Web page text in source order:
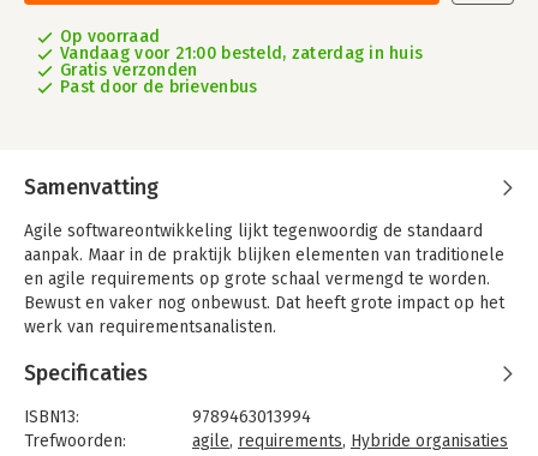
Op voorraad
Vandaag voor 21:00 besteld, zaterdag in huis
Gratis verzonden
Past door de brievenbus
Samenvatting
Agile softwareontwikkeling lijkt tegenwoordig de standaard
aanpak. Maar in de praktijk blijken elementen van traditionele
en agile requirements op grote schaal vermengd te worden.
Bewust en vaker nog onbewust. Dat heeft grote impact op het
werk van requirementsanalisten.
Business en IT bij elkaar brengen deden we altijd al. Laveren
tussen de vaak botsende zienswijzen van traditionele en agile
requirements is daar nu bijgekomen.
Specificaties
ISBN13:
9789463013994
Trefwoorden:
agile, requirements, Hybride organisaties